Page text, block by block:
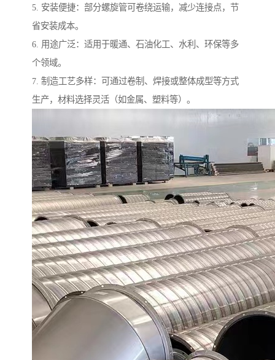
5. 安装便捷：部分螺旋管可卷绕运输，减少连接点，节
省安装成本。
6. 用途广泛：适用于暖通、石油化工、水利、环保等多
个领域。
7. 制造工艺多样：可通过卷制、焊接或整体成型等方式
生产，材料选择灵活（如金属、塑料等）。